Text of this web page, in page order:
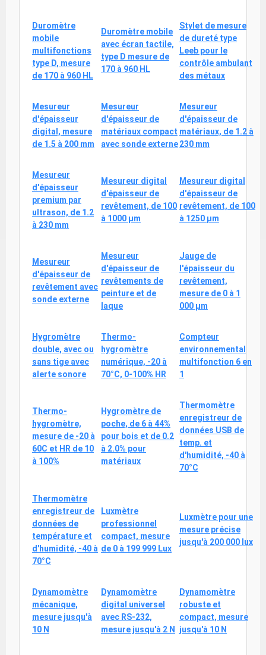
Duromètre
mobile
multifonctions
type D, mesure
de 170 à 960 HL
Duromètre mobile
avec écran tactile,
type D mesure de
170 à 960 HL
Stylet de mesure
de dureté type
Leeb pour le
contrôle ambulant
des métaux
Mesureur
d'épaisseur
digital, mesure
de 1.5 à 200 mm
Mesureur
d'épaisseur de
matériaux compact
avec sonde externe
Mesureur
d'épaisseur de
matériaux, de 1.2 à
230 mm
Mesureur
d'épaisseur
premium par
ultrason, de 1.2
à 230 mm
Mesureur digital
d'épaisseur de
revêtement, de 100
à 1000 µm
Mesureur digital
d'épaisseur de
revêtement, de 100
à 1250 µm
Mesureur
d'épaisseur de
revêtement avec
sonde externe
Mesureur
d'épaisseur de
revêtements de
peinture et de
laque
Jauge de
l'épaisseur du
revêtement,
mesure de 0 à 1
000 µm
Hygromètre
double, avec ou
sans tige avec
alerte sonore
Thermo-
hygromètre
numérique, -20 à
70°C, 0-100% HR
Compteur
environnemental
multifonction 6 en
1
Thermo-
hygromètre,
mesure de -20 à
60C et HR de 10
à 100%
Hygromètre de
poche, de 6 à 44%
pour bois et de 0.2
à 2.0% pour
matériaux
Thermomètre
enregistreur de
données USB de
temp. et
d'humidité, -40 à
70°C
Thermomètre
enregistreur de
données de
température et
d'humidité, -40 à
70°C
Luxmètre
professionnel
compact, mesure
de 0 à 199 999 Lux
Luxmètre pour une
mesure précise
jusqu'à 200 000 lux
Dynamomètre
mécanique,
mesure jusqu'à
10 N
Dynamomètre
digital universel
avec RS-232,
mesure jusqu'à 2 N
Dynamomètre
robuste et
compact, mesure
jusqu'à 10 N